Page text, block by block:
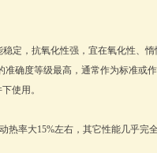
定，抗氧化性强，宜在氧化性、
确度等级最高，通常作为标准或
使用。
率大15%左右，其它性能几乎完